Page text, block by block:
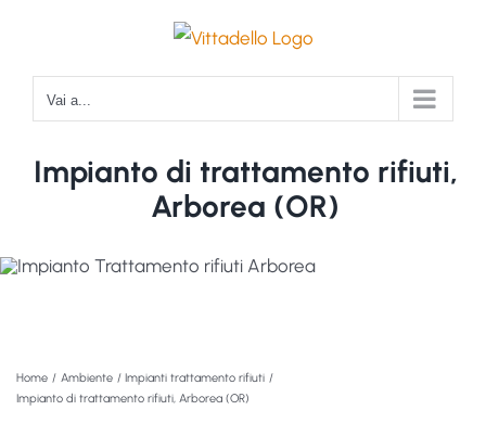
contenuto
Vai a...
Impianto di trattamento rifiuti,
Arborea (OR)
Home Ambiente
Impianti trattamento rifiuti
Impianto di trattamento rifiuti, Arborea (OR)